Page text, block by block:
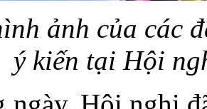
ảnh của các
ý kiến tại Hội